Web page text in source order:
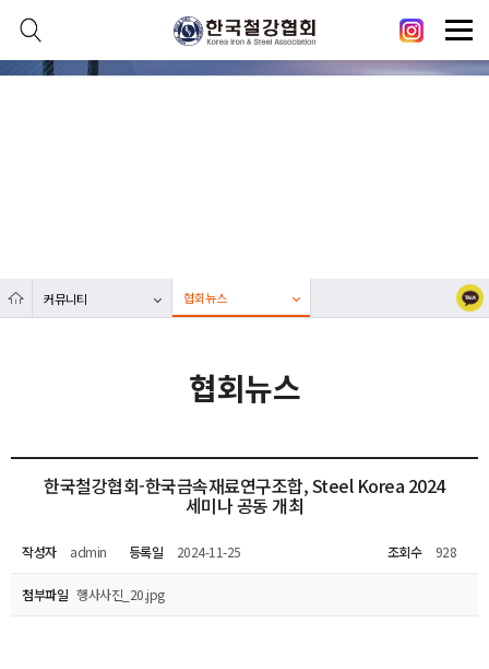
닫기
커뮤니티 협회뉴스
협회뉴스
한국철강협회-한국금속재료연구조합, Steel Korea 2024
세미나 공동 개최
작성자 admin 등록일 2024-11-25 조회수 928
첨부파일 행사사진_20.jpg